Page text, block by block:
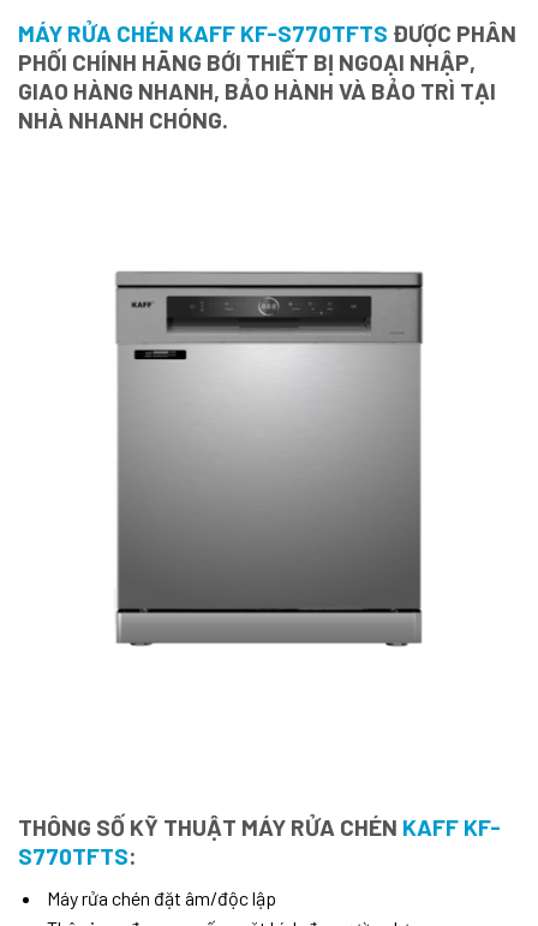
MÁY RỬA CHÉN KAFF KF-S770TFTS ĐƯỢC PHÂN
PHỐI CHÍNH HÃNG BỚI THIẾT BỊ NGOẠI NHẬP,
GIAO HÀNG NHANH, BẢO HÀNH VÀ BẢO TRÌ TẠI
NHÀ NHANH CHÓNG.
THÔNG SỐ KỸ THUẬT MÁY RỬA CHÉN KAFF KF-
S770TFTS:
Máy rửa chén đặt âm/độc lập